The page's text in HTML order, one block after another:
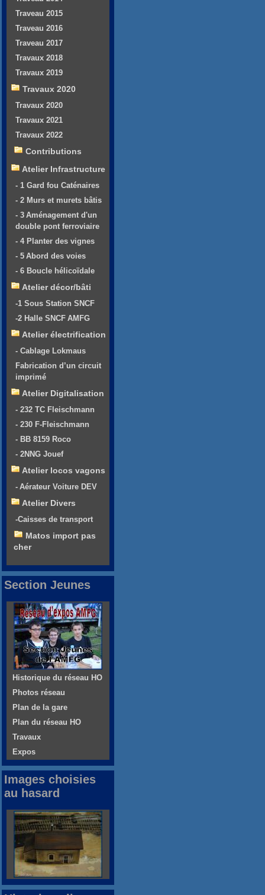
Traveau 2015
Traveau 2016
Traveau 2017
Travaux 2018
Travaux 2019
Travaux 2020
Travaux 2020
Travaux 2021
Travaux 2022
Contributions
Atelier Infrastructure
- 1 Gard fou Caténaires
- 2 Murs et murets bâtis
- 3 Aménagement d'un
double pont ferroviaire
- 4 Planter des vignes
- 5 Abord des voies
- 6 Boucle hélicoïdale
Atelier décor/bâti
-1 Sous Station SNCF
-2 Halle SNCF AMFG
Atelier électrification
- Cablage Lokmaus
Fabrication d’un circuit
imprimé
Atelier Digitalisation
- 232 TC Fleischmann
- 230 F-Fleischmann
- BB 8159 Roco
- 2NNG Jouef
Atelier locos vagons
- Aérateur Voiture DEV
Atelier Divers
-Caisses de transport
Matos import pas
cher
Section Jeunes
Historique du réseau HO
Photos réseau
Plan de la gare
Plan du réseau HO
Travaux
Expos
Images choisies
au hasard